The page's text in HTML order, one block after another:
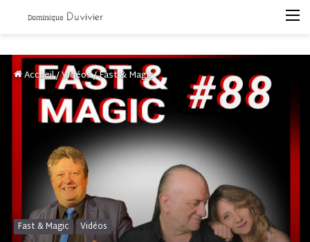
Accueil/Vidéos/Fast & Magic
Fast & Magic Vidéos